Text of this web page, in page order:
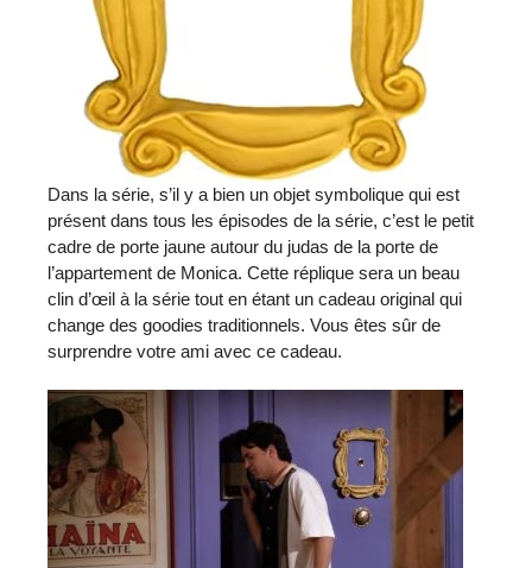
Dans la série, s’il y a bien un objet symbolique qui est
présent dans tous les épisodes de la série, c’est le petit
cadre de porte jaune autour du judas de la porte de
l’appartement de Monica. Cette réplique sera un beau
clin d’œil à la série tout en étant un cadeau original qui
change des goodies traditionnels. Vous êtes sûr de
surprendre votre ami avec ce cadeau.